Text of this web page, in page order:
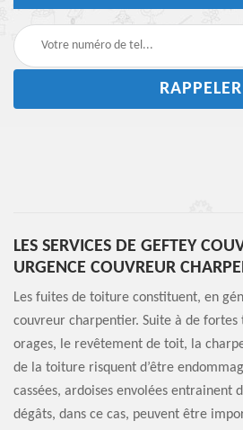
LES SERVICES DE GEFTEY
URGENCE COUVREUR
Les fuites de toiture constituent, en
couvreur charpentier. Suite à de
orages, le revêtement de toit, la
de la toiture risquent d’être
cassées, ardoises envolées entrainent
dégâts, dans ce cas, peuvent être